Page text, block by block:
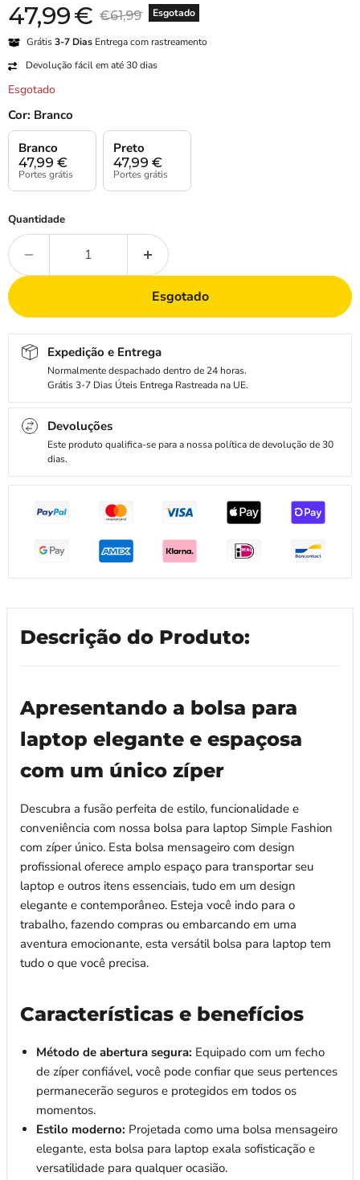
Esgotado
Preço atual
47,99€ Preço original
€61,99
Grátis3-7 Dias Entrega com rastreamento
Devolução fácil em até 30 dias
Esgotado
Cor: Branco
47,99 €
Branco
Portes grátis
47,99 €
Preto
Portes grátis
Quantidade
Esgotado
Expedição e Entrega
Normalmente despachado dentro de 24 horas.
Grátis 3-7 Dias Úteis Entrega Rastreada na UE.
Devoluções
Este produto qualifica-se para a nossa política de devolução de 30
dias.
Descrição do Produto:
Apresentando a bolsa para
laptop elegante e espaçosa
com um único zíper
Descubra a fusão perfeita de estilo, funcionalidade e
conveniência com nossa bolsa para laptop Simple Fashion
com zíper único. Esta bolsa mensageiro com design
profissional oferece amplo espaço para transportar seu
laptop e outros itens essenciais, tudo em um design
elegante e contemporâneo. Esteja você indo para o
trabalho, fazendo compras ou embarcando em uma
aventura emocionante, esta versátil bolsa para laptop tem
tudo o que você precisa.
Características e benefícios
Método de abertura segura: Equipado com um fecho
de zíper confiável, você pode confiar que seus pertences
permanecerão seguros e protegidos em todos os
momentos.
Estilo moderno: Projetada como uma bolsa mensageiro
elegante, esta bolsa para laptop exala sofisticação e
versatilidade para qualquer ocasião.